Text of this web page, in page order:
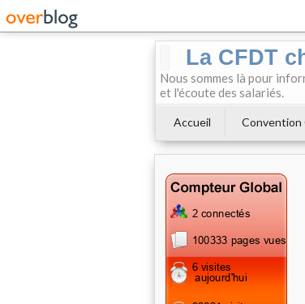
La CFDT
Nous sommes là pour
et l'écoute des salariés.
Accueil Convention